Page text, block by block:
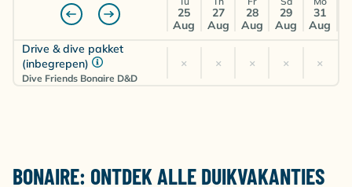
Self Catering
Amsterdam (AMS)
25
Aug
27
Aug
28
Aug
29
Aug
31
Aug
Drive & dive pakket
(inbegrepen)
Dive Friends Bonaire D&D
× × × × ×
BONAIRE: ONTDEK ALLE DUIKVAKANTIES